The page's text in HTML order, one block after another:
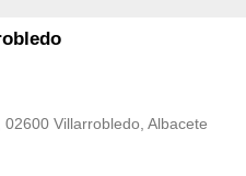
Villarrobledo, Albacete